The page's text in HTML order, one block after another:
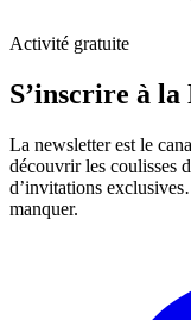
Activité gratuite
S’inscrire à la
La newsletter est le
découvrir les coulisses
d’invitations
manquer.